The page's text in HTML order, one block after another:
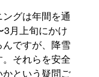
グは年間を通
3月上旬にかけ
ですが、降雪
それらを安全
という疑問ご